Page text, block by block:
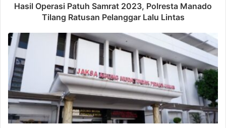
Hasil Operasi Patuh Samrat 2023, Polresta Manado
Tilang Ratusan Pelanggar Lalu Lintas